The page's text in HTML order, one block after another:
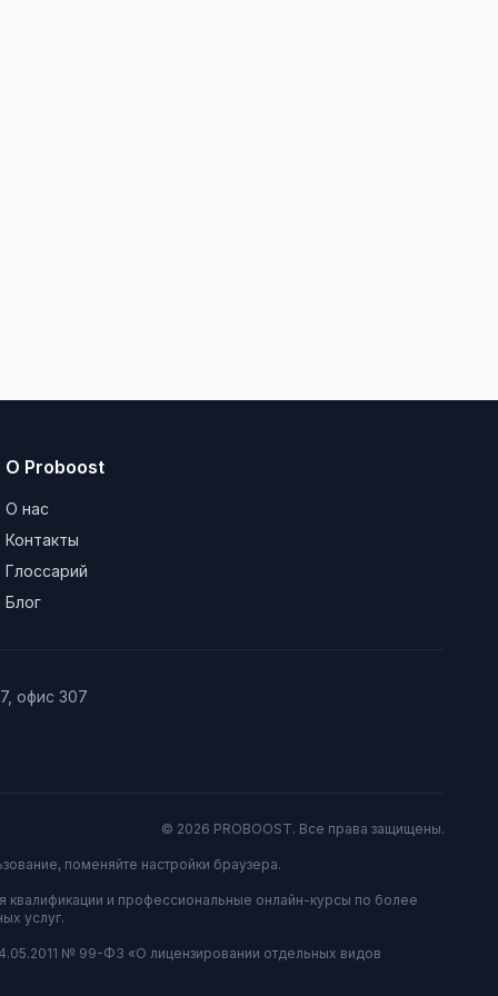
О Proboost
О нас
Контакты
Глоссарий
Блог
офис 307
© 2026 PROBOOST. Все права защищены.
поменяйте настройки браузера.
и профессиональные онлайн-курсы по более
услуг.
№ 99-ФЗ «О лицензировании отдельных видов